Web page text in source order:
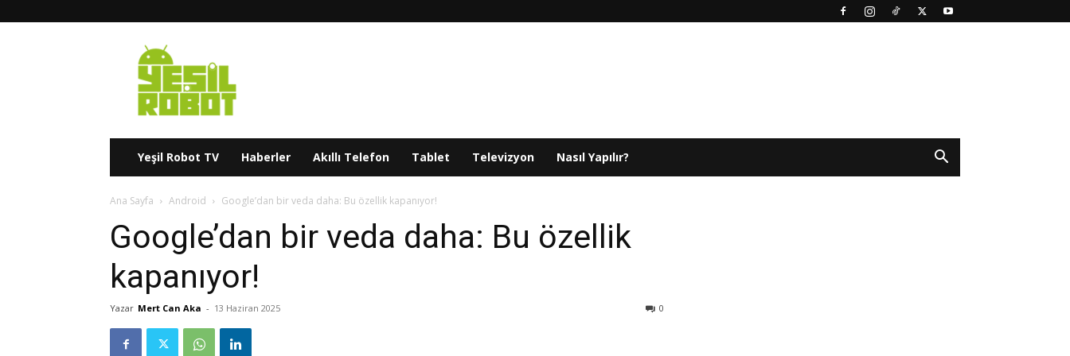
Yeşil
Robot
Yeşil Robot TV Haberler Akıllı Telefon Tablet Televizyon Nasıl Yapılır?
Ana Sayfa Android Google’dan bir veda daha: Bu özellik kapanıyor!
Google’dan bir veda daha: Bu özellik
kapanıyor!
Yazar Mert Can Aka - 13 Haziran 2025 0